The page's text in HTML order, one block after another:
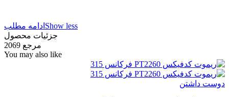
ادامه مطلب Show less
جزئیات محصول
مرجع 2069
You may also like
دوست داشتن